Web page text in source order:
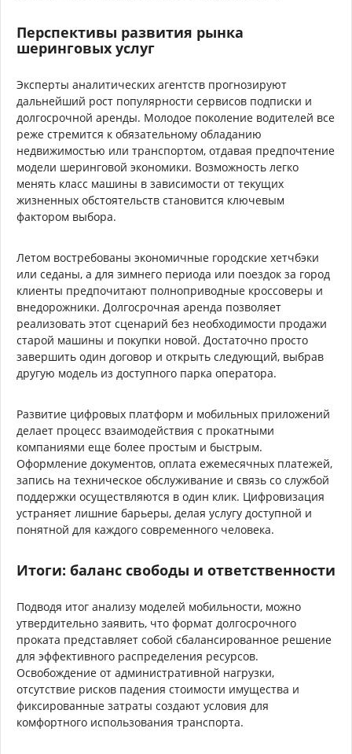
Перспективы развития рынка
шеринговых услуг
Эксперты аналитических агентств прогнозируют
дальнейший рост популярности сервисов подписки и
долгосрочной аренды. Молодое поколение водителей все
реже стремится к обязательному обладанию
недвижимостью или транспортом, отдавая предпочтение
модели шеринговой экономики. Возможность легко
менять класс машины в зависимости от текущих
жизненных обстоятельств становится ключевым
фактором выбора.
Летом востребованы экономичные городские хетчбэки
или седаны, а для зимнего периода или поездок за город
клиенты предпочитают полноприводные кроссоверы и
внедорожники. Долгосрочная аренда позволяет
реализовать этот сценарий без необходимости продажи
старой машины и покупки новой. Достаточно просто
завершить один договор и открыть следующий, выбрав
другую модель из доступного парка оператора.
Развитие цифровых платформ и мобильных приложений
делает процесс взаимодействия с прокатными
компаниями еще более простым и быстрым.
Оформление документов, оплата ежемесячных платежей,
запись на техническое обслуживание и связь со службой
поддержки осуществляются в один клик. Цифровизация
устраняет лишние барьеры, делая услугу доступной и
понятной для каждого современного человека.
Итоги: баланс свободы и ответственности
Подводя итог анализу моделей мобильности, можно
утвердительно заявить, что формат долгосрочного
проката представляет собой сбалансированное решение
для эффективного распределения ресурсов.
Освобождение от административной нагрузки,
отсутствие рисков падения стоимости имущества и
фиксированные затраты создают условия для
комфортного использования транспорта.